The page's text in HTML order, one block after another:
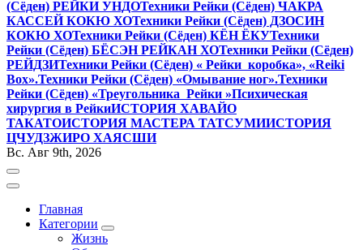
(Сёден) РЕЙКИ УНДОТехники Рейки (Сёден) ЧАКРА
КАССЕЙ КОКЮ ХОТехники Рейки (Сёден) ДЗОСИН
КОКЮ ХОТехники Рейки (Сёден) КЁН ЁКУТехники
Рейки (Сёден) БЁСЭН РЕЙКАН ХОТехники Рейки (Сёден)
РЕЙДЗИТехники Рейки (Сёден) « Рейки коробка», «Reiki
Вox».Техники Рейки (Сёден) «Омывание ног».Техники
Рейки (Сёден) «Треугольника Рейки »Психическая
хирургия в РейкиИСТОРИЯ ХАВАЙО
ТАКАТОИСТОРИЯ МАСТЕРА ТАТСУМИИСТОРИЯ
ЦЧУДЗЖИРО ХАЯСШИ
Вс. Авг 9th, 2026
Главная
Категории
Жизнь